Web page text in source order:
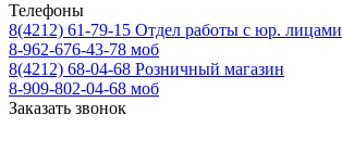
Телефоны
8(4212) 61-79-15 Отдел работы с юр. лицами
8-962-676-43-78 моб
8(4212) 68-04-68 Розничный магазин
8-909-802-04-68 моб
Заказать звонок